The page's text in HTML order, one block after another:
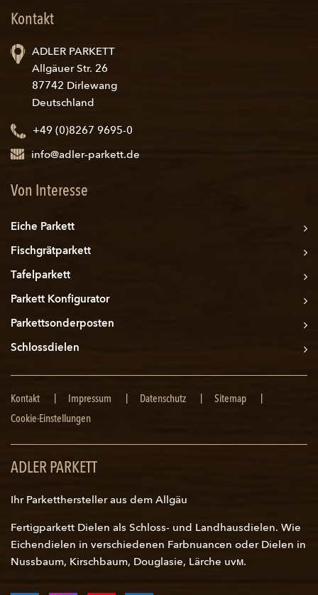
Kontakt
ADLER PARKETT
Allgäuer Str. 26
87742 Dirlewang
Deutschland
+49 (0)8267 9695-0
info@adler-parkett.de
Von Interesse
Eiche Parkett
Fischgrätparkett
Tafelparkett
Parkett Konfigurator
Parkettsonderposten
Schlossdielen
Navigation
überspringen
Kontakt Impressum Datenschutz
Sitemap
Cookie-Einstellungen
ADLER PARKETT
Ihr Parketthersteller aus dem Allgäu
Fertigparkett Dielen als Schloss- und Landhausdielen. Wie
Eichendielen in verschiedenen Farbnuancen oder Dielen in
Nussbaum, Kirschbaum, Douglasie, Lärche uvм.